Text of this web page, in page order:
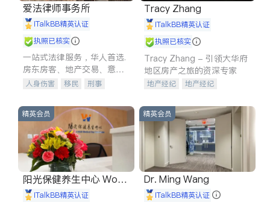
爱法律师事务所
iTalkBB精英认证
执照已核实
一站式法律服务，华人首选.
房东房客、地产交易、意外
伤害、车祸重伤、商业诉
建筑合同、刑事案件全包办
人身伤害 移民
刑事
信托/遗嘱
商业
商标注册
律师-其它 保释
Tracy Zhang
iTalkBB精英认证
执照已核实
Tracy Zhang - 引领大华府
地区房产之旅的资深专家
地产经纪
地产经纪
商铺租售
开发商建商
精英会员
阳光保健养生中心 World
shine
iTalkBB精英认证
精英会员
Dr. Ming Wang
iTalkBB精英认证